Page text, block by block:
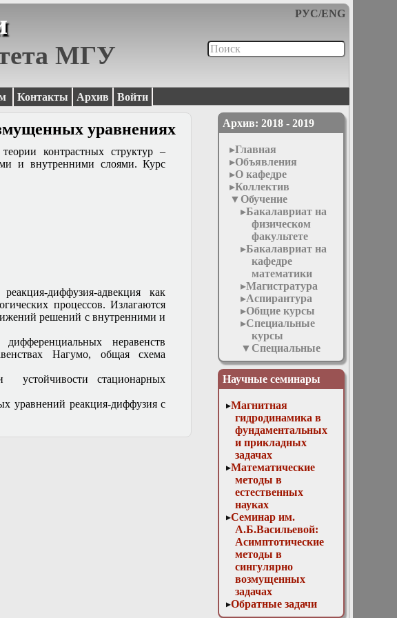
РУС/ENG
МГУ
Контакты Архив Войти
Архив: 2018 - 2019
Главная
Объявления
О кафедре
Коллектив
Обучение
Бакалавриат на
физическом
факультете
Бакалавриат на
кафедре
математики
Магистратура
Аспирантура
Общие курсы
Специальные
курсы
Специальные
курсы для
аспирантов
Кинетическая
плазмы
Контрастные
структуры в
сингулярно
возмущенных
уравнениях
Некорректно
поставленные
задачи
Факультативные
курсы
Межфакультетские
курсы
Учебные
олимпиады
Все курсы
Научная работа
Научные семинары
Магнитная
гидродинамика в
фундаментальных
и прикладных
задачах
Математические
методы в
естественных
науках
Семинар им.
А.Б.Васильевой:
Асимптотические
методы в
сингулярно
возмущенных
задачах
Обратные задачи
уравнениях
контрастных структур –
и внутренними слоями. Курс
диффузия-адвекция как
процессов. Излагаются
решений с внутренними и
неравенств
Нагумо, общая схема
устойчивости стационарных
уравнений реакция-диффузия с